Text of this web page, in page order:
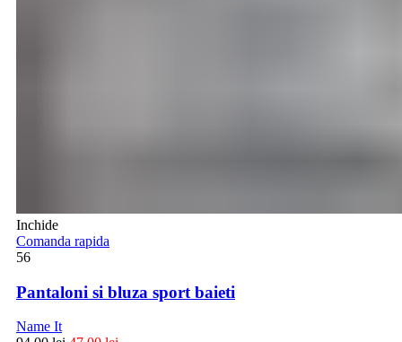
Inchide
Comanda rapida
56
Pantaloni si bluza sport baieti
Name It